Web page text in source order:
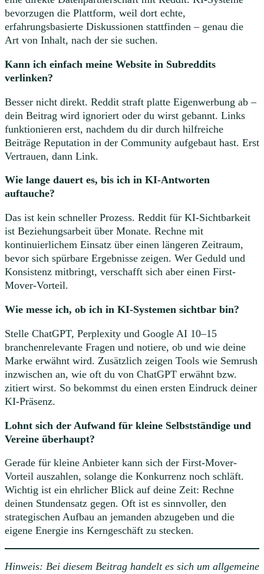
bevorzugen die Plattform, weil dort echte,
erfahrungsbasierte Diskussionen stattfinden – genau die
Art von Inhalt, nach der sie suchen.
Kann ich einfach meine Website in Subreddits
verlinken?
Besser nicht direkt. Reddit straft platte Eigenwerbung ab –
dein Beitrag wird ignoriert oder du wirst gebannt. Links
funktionieren erst, nachdem du dir durch hilfreiche
Beiträge Reputation in der Community aufgebaut hast. Erst
Vertrauen, dann Link.
Wie lange dauert es, bis ich in KI-Antworten
auftauche?
Das ist kein schneller Prozess. Reddit für KI-Sichtbarkeit
ist Beziehungsarbeit über Monate. Rechne mit
kontinuierlichem Einsatz über einen längeren Zeitraum,
bevor sich spürbare Ergebnisse zeigen. Wer Geduld und
Konsistenz mitbringt, verschafft sich aber einen First-
Mover-Vorteil.
Wie messe ich, ob ich in KI-Systemen sichtbar bin?
Stelle ChatGPT, Perplexity und Google AI 10–15
branchenrelevante Fragen und notiere, ob und wie deine
Marke erwähnt wird. Zusätzlich zeigen Tools wie Semrush
inzwischen an, wie oft du von ChatGPT erwähnt bzw.
zitiert wirst. So bekommst du einen ersten Eindruck deiner
KI-Präsenz.
Lohnt sich der Aufwand für kleine Selbstständige und
Vereine überhaupt?
Gerade für kleine Anbieter kann sich der First-Mover-
Vorteil auszahlen, solange die Konkurrenz noch schläft.
Wichtig ist ein ehrlicher Blick auf deine Zeit: Rechne
deinen Stundensatz gegen. Oft ist es sinnvoller, den
strategischen Aufbau an jemanden abzugeben und die
eigene Energie ins Kerngeschäft zu stecken.
Hinweis: Bei diesem Beitrag handelt es sich um allgemeine